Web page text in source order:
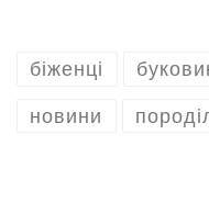
біженці
новини